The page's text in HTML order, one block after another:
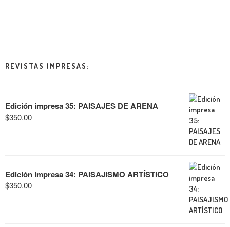
REVISTAS IMPRESAS:
Edición impresa 35: PAISAJES DE ARENA
$350.00
Edición impresa 34: PAISAJISMO ARTÍSTICO
$350.00